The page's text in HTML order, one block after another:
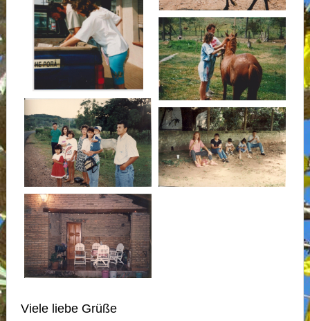
Viele liebe Grüße